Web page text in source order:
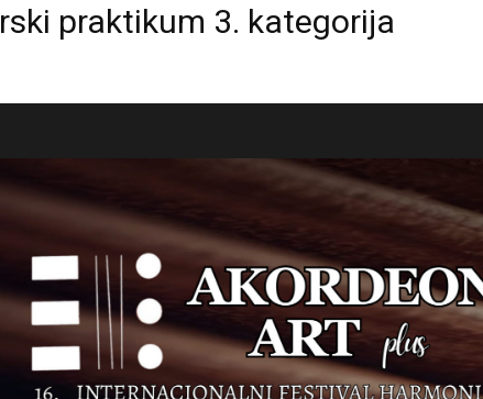
praktikum 3. kategorija